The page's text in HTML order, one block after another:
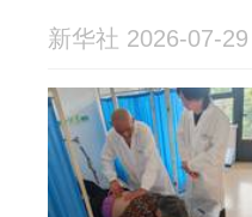
新华社 2026-07-29